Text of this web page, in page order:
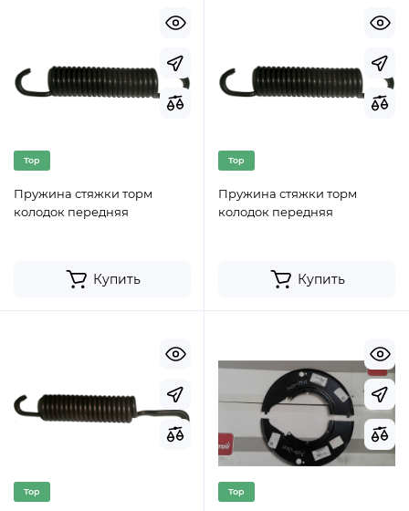
Top
Пружина стяжки торм
колодок передняя
Купить
Top
Пружина стяжки торм
колодок передняя
Купить
Top Top